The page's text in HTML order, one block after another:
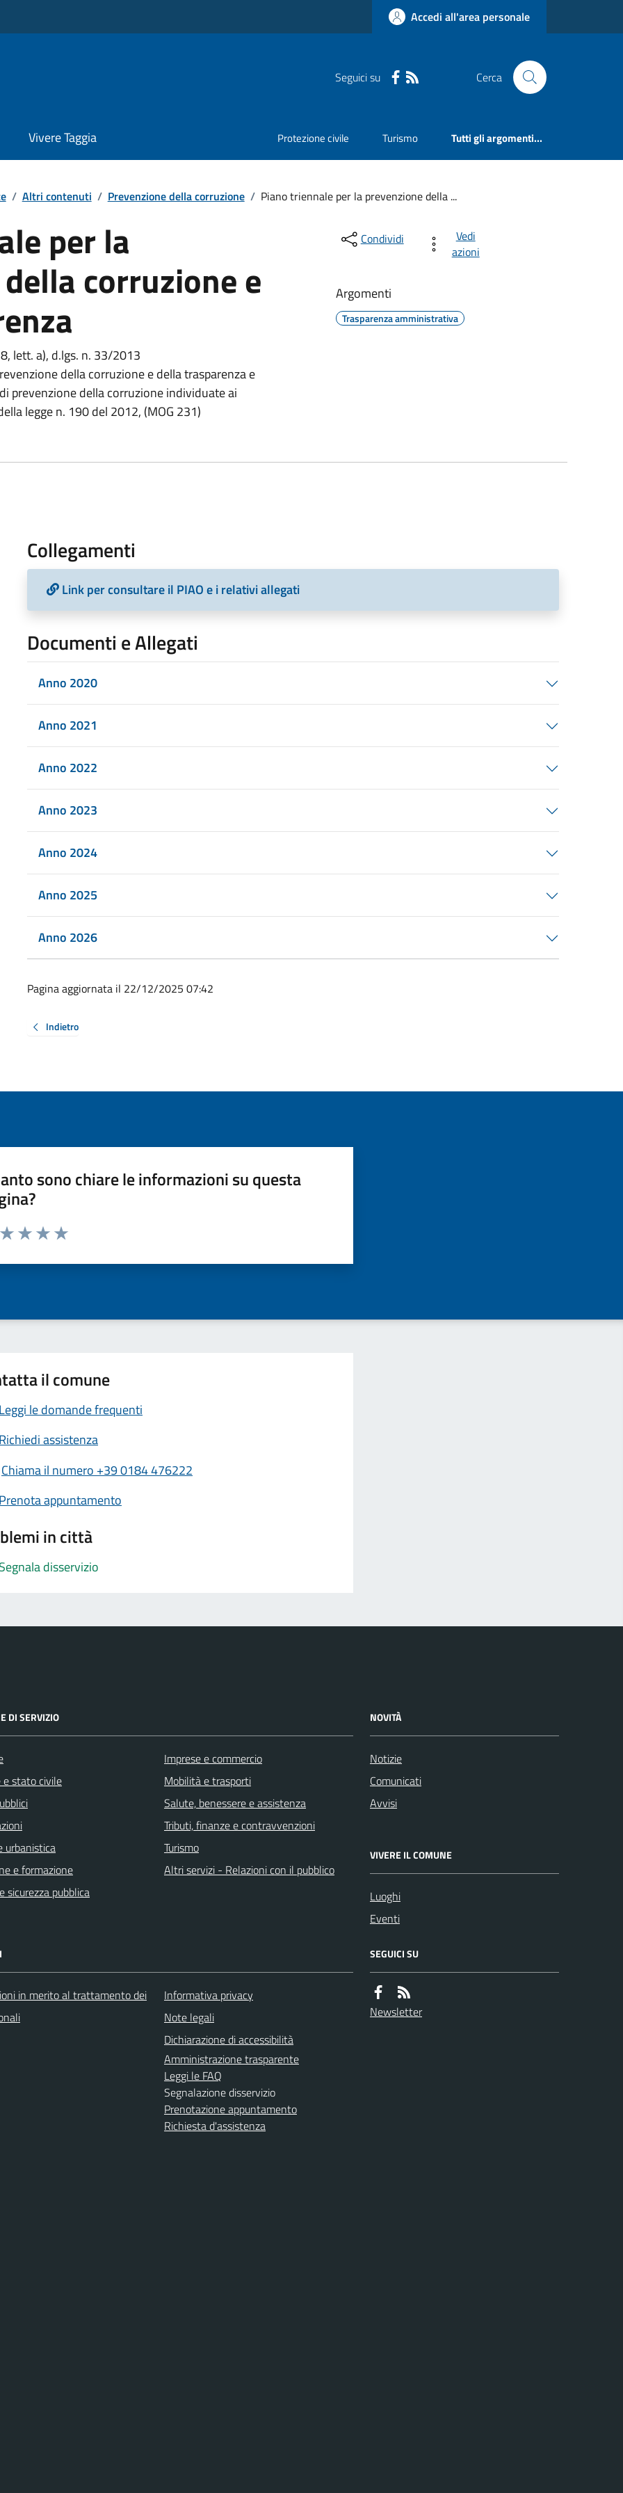
Accedi all'area personale
Seguici su Cerca
Vivere Taggia Protezione civile Turismo Tutti gli argomenti...
/ Altri contenuti / Prevenzione della corruzione / Piano triennale per la prevenzione della ...
per la
corruzione e
lett. a), d.lgs. n. 33/2013
della corruzione e della trasparenza e
prevenzione della corruzione individuate ai
legge n. 190 del 2012, (MOG 231)
Condividi
Vedi
azioni
Argomenti
Trasparenza amministrativa
Collegamenti
Link per consultare il PIAO e i relativi allegati
Documenti e Allegati
Anno 2020
Anno 2021
Anno 2022
Anno 2023
Anno 2024
Anno 2025
Anno 2026
Pagina aggiornata il 22/12/2025 07:42
Indietro
sono chiare le informazioni su questa
da 1 a 5 stelle la pagina
il comune
Leggi le domande frequenti
Richiedi assistenza
Chiama il numero +39 0184 476222
Prenota appuntamento
in città
Segnala disservizio
DI SERVIZIO
e stato civile
urbanistica
e formazione
sicurezza pubblica
Imprese e commercio
Mobilità e trasporti
Salute, benessere e assistenza
Tributi, finanze e contravvenzioni
Turismo
Altri servizi - Relazioni con il pubblico
NOVITÀ
Notizie
Comunicati
Avvisi
VIVERE IL COMUNE
Luoghi
Eventi
in merito al trattamento dei
Informativa privacy
Note legali
Dichiarazione di accessibilità
Amministrazione trasparente
Leggi le FAQ
Segnalazione disservizio
Prenotazione appuntamento
Richiesta d'assistenza
SEGUICI SU
Newsletter